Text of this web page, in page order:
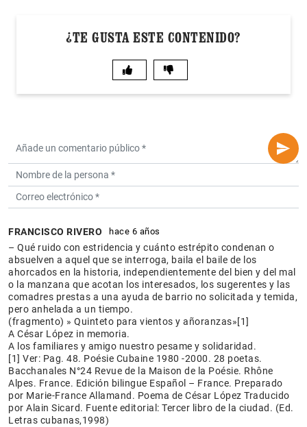
¿TE GUSTA ESTE CONTENIDO?
FRANCISCO RIVERO hace 6 años
– Qué ruido con estridencia y cuánto estrépito condenan o
absuelven a aquel que se interroga, baila el baile de los
ahorcados en la historia, independientemente del bien y del mal
o la manzana que acotan los interesados, los sugerentes y las
comadres prestas a una ayuda de barrio no solicitada y temida,
pero anhelada a un tiempo.
(fragmento) » Quinteto para vientos y añoranzas»[1]
A César López in memoria.
A los familiares y amigo nuestro pesame y solidaridad.
[1] Ver: Pag. 48. Poésie Cubaine 1980 -2000. 28 poetas.
Bacchanales N°24 Revue de la Maison de la Poésie. Rhône
Alpes. France. Edición bilingue Español – France. Preparado
por Marie-France Allamand. Poema de César López Traducido
por Alain Sicard. Fuente editorial: Tercer libro de la ciudad. (Ed.
Letras cubanas,1998)